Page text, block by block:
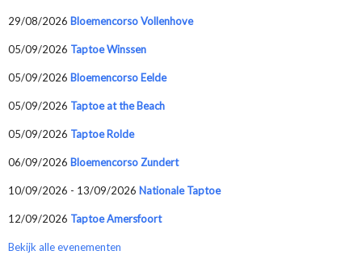
29/08/2026 Bloemencorso Vollenhove
05/09/2026 Taptoe Winssen
05/09/2026 Bloemencorso Eelde
05/09/2026 Taptoe at the Beach
05/09/2026 Taptoe Rolde
06/09/2026 Bloemencorso Zundert
10/09/2026 - 13/09/2026 Nationale Taptoe
12/09/2026 Taptoe Amersfoort
Bekijk alle evenementen